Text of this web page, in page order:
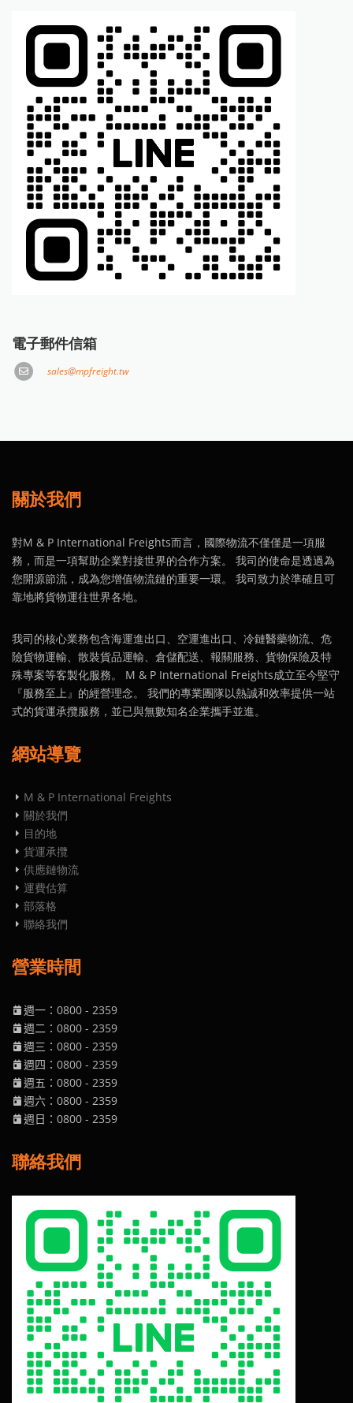
電子郵件信箱
sales@mpfreight.tw
關於我們
對M & P International Freights而言，國際物流不僅僅是一項服
務，而是一項幫助企業對接世界的合作方案。 我司的使命是透過為
您開源節流，成為您增值物流鏈的重要一環。 我司致力於準確且可
靠地將貨物運往世界各地。
我司的核心業務包含海運進出口、空運進出口、冷鏈醫藥物流、危
險貨物運輸、散裝貨品運輸、倉儲配送、報關服務、貨物保險及特
殊專案等客製化服務。 M & P International Freights成立至今堅守
『服務至上』的經營理念。 我們的專業團隊以熱誠和效率提供一站
式的貨運承攬服務，並已與無數知名企業攜手並進。
網站導覽
M & P International Freights
關於我們
目的地
貨運承攬
供應鏈物流
運費估算
部落格
聯絡我們
營業時間
週一：0800 - 2359
週二 ：0800 - 2359
週三 ：0800 - 2359
週四 ：0800 - 2359
週五 ：0800 - 2359
週六 ：0800 - 2359
週日 ：0800 - 2359
聯絡我們